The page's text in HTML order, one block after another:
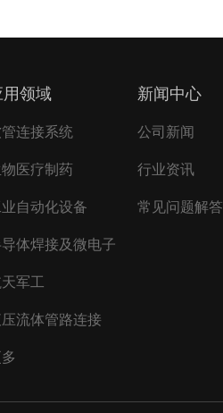
用领域
连接系统
医疗制药
自动化设备
体焊接及微电子
军工
流体管路连接
新闻中心
公司新闻
行业资讯
常见问题解答